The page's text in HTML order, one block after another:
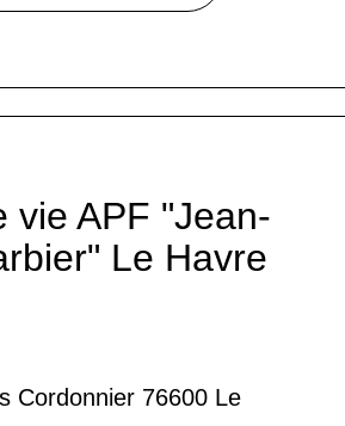
vie APF "Jean-
Le Havre
Cordonnier 76600 Le